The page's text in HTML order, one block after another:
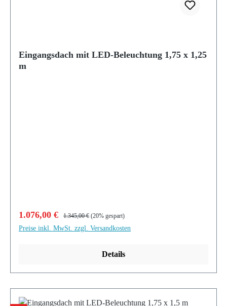
Eingangsdach mit LED-Beleuchtung 1,75 x 1,25
m
Verkaufspreis:
1.076,00 € Regulärer Preis:
1.345,00 € (20% gespart)
Preise inkl. MwSt. zzgl. Versandkosten
Details